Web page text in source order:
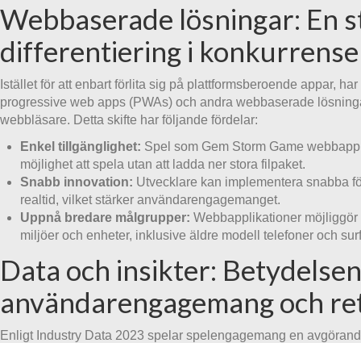
Webbaserade lösningar: En
differentiering i
Istället för att enbart förlita sig på plattformsberoende appar,
progressive web apps (PWAs) och andra webbaserade
webbläsare. Detta skifte har följande fördelar:
Enkel tillgänglighet: Spel som Gem Storm Game
möjlighet att spela utan att ladda ner stora filpaket.
Snabb innovation: Utvecklare kan implementera snabba
realtid, vilket stärker användarengagemanget.
Uppnå bredare målgrupper: Webbapplikationer
miljöer och enheter, inklusive äldre modell telefoner och
Data och insikter:
användarengagemang och
Enligt Industry Data 2023 spelar spelengagemang en